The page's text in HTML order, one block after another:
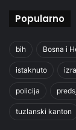
Popularno
bih Bosna i
istaknuto
policija
tuzlanski kanton